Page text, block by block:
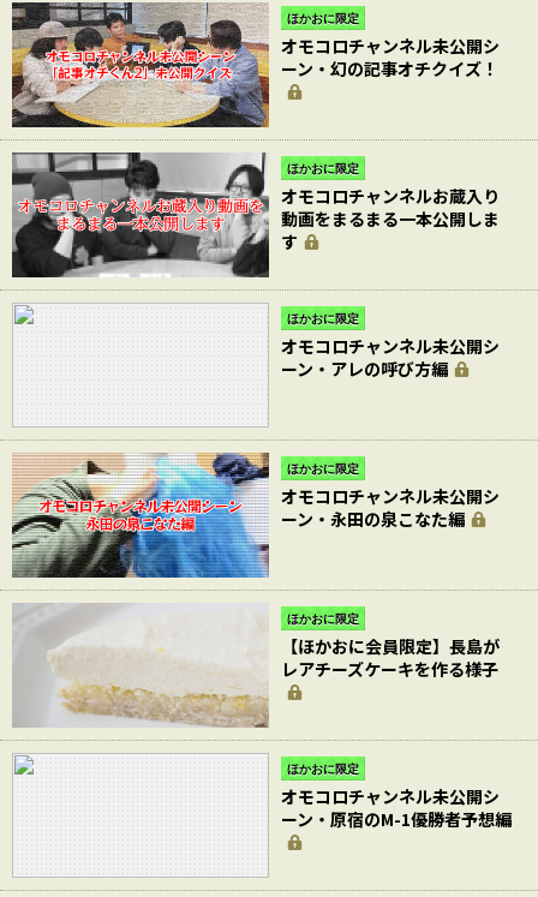
ほかおに限定
オモコロチャンネル未公開シ
ーン・幻の記事オチクイズ！
ほかおに限定
オモコロチャンネルお蔵入り
動画をまるまる一本公開しま
す
ほかおに限定
オモコロチャンネル未公開シ
ーン・アレの呼び方編
ほかおに限定
オモコロチャンネル未公開シ
ーン・永田の泉こなた編
ほかおに限定
【ほかおに会員限定】長島が
レアチーズケーキを作る様子
ほかおに限定
オモコロチャンネル未公開シ
ーン・原宿のM-1優勝者予想編